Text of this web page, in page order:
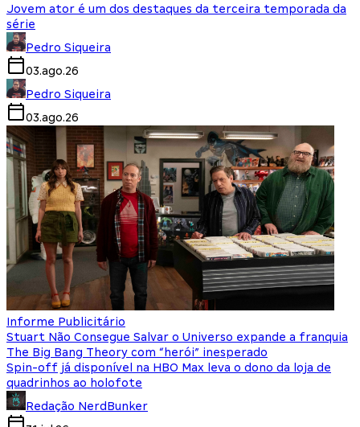
Jovem ator é um dos destaques da terceira temporada da
série
Pedro Siqueira
03.ago.26
Pedro Siqueira
03.ago.26
Informe Publicitário
Stuart Não Consegue Salvar o Universo expande a franquia
The Big Bang Theory com “herói” inesperado
Spin-off já disponível na HBO Max leva o dono da loja de
quadrinhos ao holofote
Redação NerdBunker